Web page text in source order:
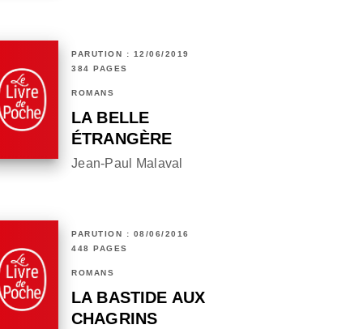
PARUTION : 12/06/2019
384 PAGES
ROMANS
LA BELLE
ÉTRANGÈRE
Jean-Paul Malaval
PARUTION : 08/06/2016
448 PAGES
ROMANS
LA BASTIDE AUX
CHAGRINS